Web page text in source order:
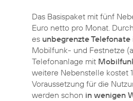
Das Basispaket mit fünf
Euro netto pro Monat.
es unbegrenzte Telefonate
Mobilfunk- und Festnetze
Telefonanlage mit
weitere Nebenstelle kostet
Voraussetzung für die
werden schon in wenigen